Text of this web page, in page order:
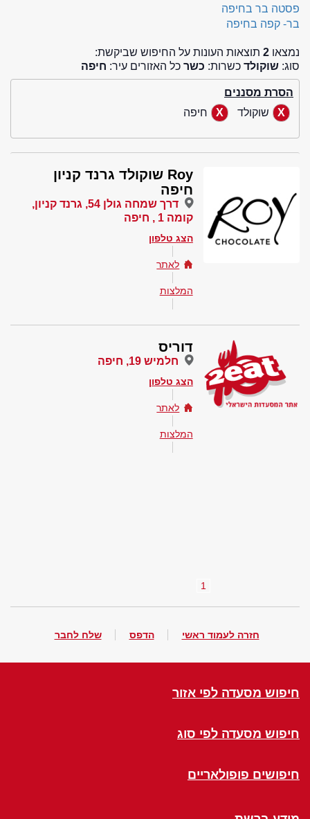
פסטה בר בחיפה
בר- קפה בחיפה
נמצאו 2 תוצאות העונות על החיפוש שביקשת:
סוג: שוקולד כשרות: כשר כל האזורים עיר: חיפה
הסרת מסננים
שוקולד
חיפה
Roy שוקולד גרנד קניון
חיפה
דרך שמחה גולן 54, גרנד קניון,
קומה 1 , חיפה
הצג טלפון
לאתר
המלצות
דוריס
חלמיש 19, חיפה
הצג טלפון
לאתר
המלצות
1
חזרה לעמוד ראשי הדפס שלח לחבר
חיפוש מסעדה לפי אזור
חיפוש מסעדה לפי סוג
חיפושים פופולאריים